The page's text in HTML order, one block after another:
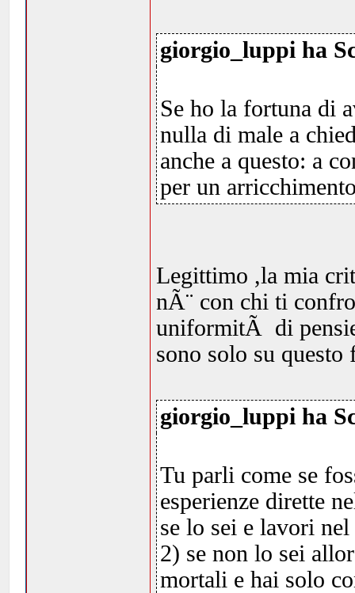
giorgio_luppi ha
Se ho la fortuna di
nulla di male a
anche a questo: a
per un
Legittimo ,la mia
nÃ¨ con chi ti
uniformitÃ di
sono solo su questo
giorgio_luppi ha
Tu parli come se
esperienze dirette
se lo sei e lavori
2) se non lo sei
mortali e hai solo